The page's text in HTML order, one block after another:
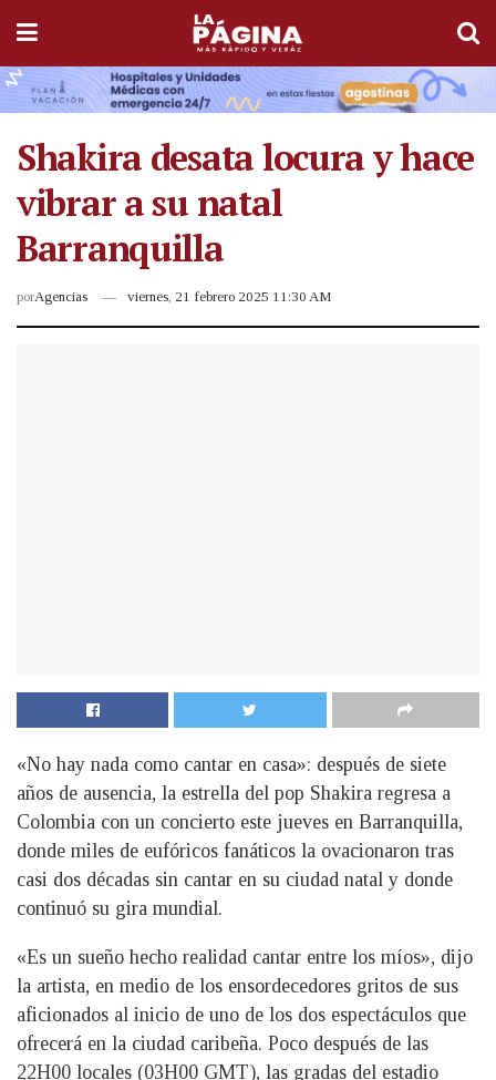
Shakira desata locura y hace
vibrar a su natal
Barranquilla
porAgencias viernes, 21 febrero 2025 11:30 AM
«No hay nada como cantar en casa»: después de siete
años de ausencia, la estrella del pop Shakira regresa a
Colombia con un concierto este jueves en Barranquilla,
donde miles de eufóricos fanáticos la ovacionaron tras
casi dos décadas sin cantar en su ciudad natal y donde
continuó su gira mundial.
«Es un sueño hecho realidad cantar entre los míos», dijo
la artista, en medio de los ensordecedores gritos de sus
aficionados al inicio de uno de los dos espectáculos que
ofrecerá en la ciudad caribeña. Poco después de las
22H00 locales (03H00 GMT), las gradas del estadio